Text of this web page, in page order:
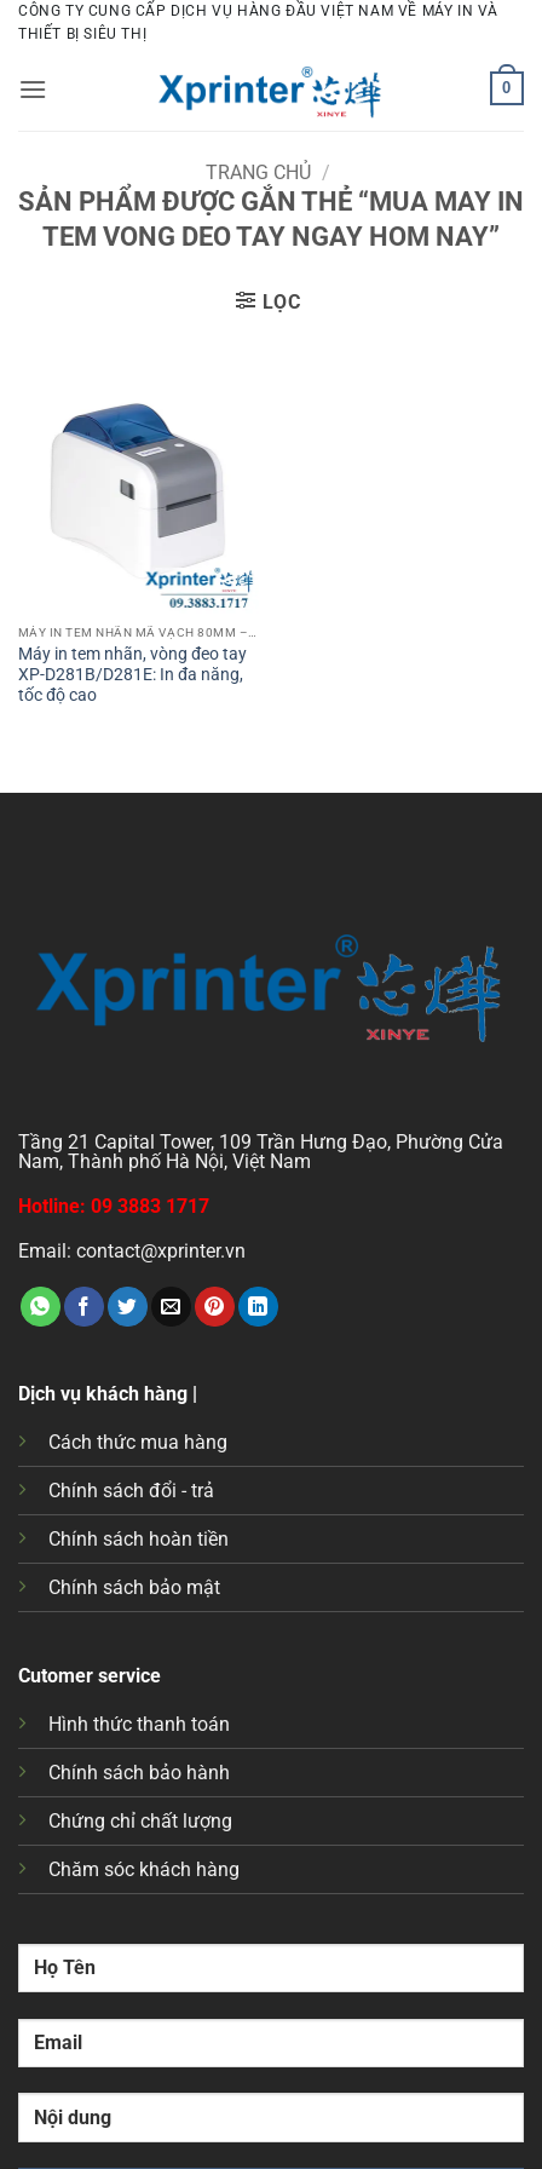
Bỏ
qua
dung
CÔNG TY CUNG CẤP DỊCH VỤ HÀNG ĐẦU VIỆT NAM VỀ MÁY IN VÀ
THIẾT BỊ SIÊU THỊ
0
TRANG CHỦ /
SẢN PHẨM ĐƯỢC GẮN THẺ “MUA MAY IN
TEM VONG DEO TAY NGAY HOM NAY”
LỌC
Máy in tem nhãn, vòng đeo tay
XP-D281B/D281E: In đa năng,
tốc độ cao
Tầng 21 Capital Tower, 109 Trần Hưng Đạo, Phường Cửa
Nam, Thành phố Hà Nội, Việt Nam
Hotline: 09 3883 1717
Email: contact@xprinter.vn
Dịch vụ khách hàng |
Cách thức mua hàng
Chính sách đổi - trả
Chính sách hoàn tiền
Chính sách bảo mật
Cutomer service
Hình thức thanh toán
Chính sách bảo hành
Chứng chỉ chất lượng
Chăm sóc khách hàng